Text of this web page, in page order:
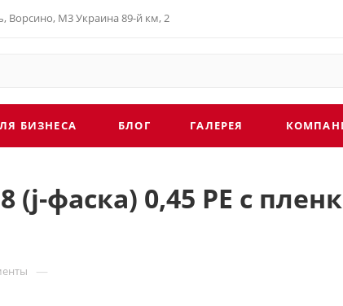
Ворсино, М3 Украина 89-й км, 2
БИЗНЕСА БЛОГ ГАЛЕРЕЯ
фаска) 0,45 PE с
—